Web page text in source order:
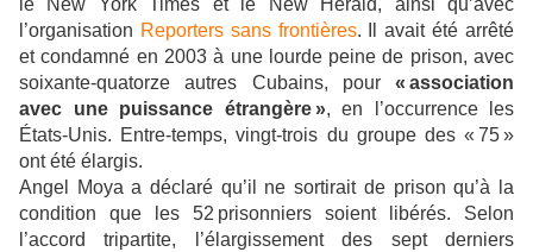
l’organisation Reporters sans frontières. Il avait été arrêté
et condamné en 2003 à une lourde peine de prison, avec
soixante-quatorze autres Cubains, pour « association
avec une puissance étrangère », en l’occurrence les
États-Unis. Entre-temps, vingt-trois du groupe des « 75 »
ont été élargis.
Angel Moya a déclaré qu’il ne sortirait de prison qu’à la
condition que les 52 prisonniers soient libérés. Selon
l’accord tripartite, l’élargissement des sept derniers